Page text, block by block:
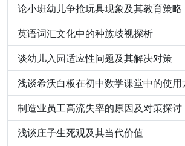
论小班幼儿争抢玩具现象及其教育策略
英语词汇文化中的种族歧视探析
谈幼儿入园适应性问题及其解决对策
浅谈希沃白板在初中数学课堂中的使用
制造业员工高流失率的原因及对策探讨
浅谈庄子生死观及其当代价值